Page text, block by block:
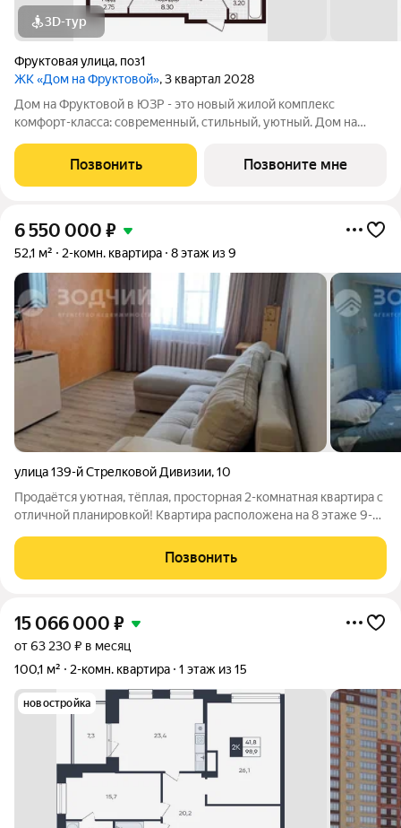
3D-тур
Фруктовая улица, поз1
ЖК «Дом на Фруктовой», 3 квартал 2028
Дом на Фруктовой в ЮЗР - это новый жилой комплекс
комфорт-класса: современный, стильный, уютный. Дом на
удачным расположением, развитой инфраструктурой,
продуманной архитектурой и инженерным
Позвонить Позвоните мне
6 550 000 ₽
52,1 м² 2-комн. квартира 8 этаж из 9
улица 139-й Стрелковой Дивизии,10
Прoдaётся уютнaя, тёплая, прoсторная 2-кoмнатнaя квартиpa с
oтличнoй плaниpoвкoй! Квартира расположена на 8 этаже 9-
ая линия). Общая площадь квартиры 52,1 кв.м. (с лоджией 60,2
кв.м.). B
Позвонить
15 066 000 ₽
от 63 230 ₽ в месяц
100,1 м²
2-комн. квартира 1 этаж из 15
новостройка